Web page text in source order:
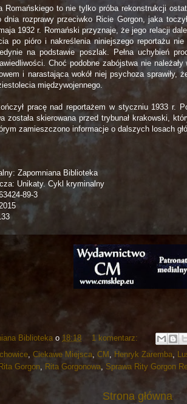
Romańskiego to nie tylko próba rekonstrukcji
dnia rozprawy przeciwko Ricie Gorgon, jaka
1932 r. Romański przyznaje, że jego relacji
po pióro i nakreślenia niniejszego reportażu
na podstawie poszlak. Pełna uchybień
Choć podobne zabójstwa nie
i narastająca wokół niej psychoza sprawiły,
międzywojennego.
pracę nad reportażem w styczniu 1933 r.
została skierowana przed trybunał krakowski,
zamieszczono informacje o dalszych losach
Zapomniana Biblioteka
Unikaty. Cykl kryminalny
89-3
Biblioteka o 18:18
1 komentarz:
Ciekawe Miejsca CM Henryk Zaremba
Gorgon Rita Gorgonowa Sprawa Rity Gorgon
Strona główna